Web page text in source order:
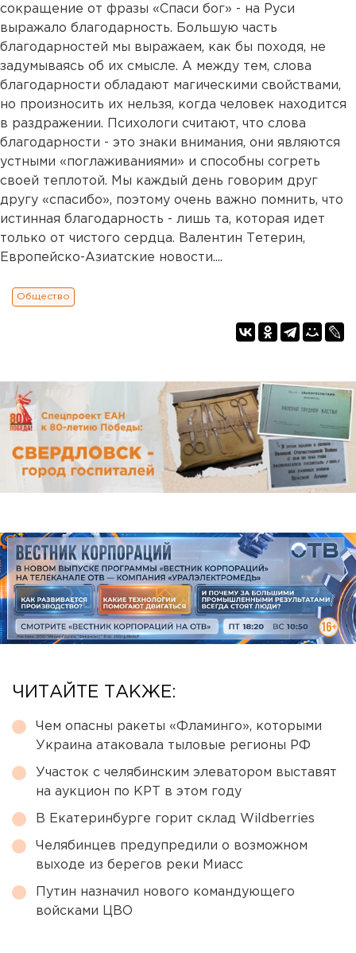
сокращение от фразы «Спаси бог» - на Руси
выражало благодарность. Большую часть
благодарностей мы выражаем, как бы походя, не
задумываясь об их смысле. А между тем, слова
благодарности обладают магическими свойствами,
но произносить их нельзя, когда человек находится
в раздражении. Психологи считают, что слова
благодарности - это знаки внимания, они являются
устными «поглаживаниями» и способны согреть
своей теплотой. Мы каждый день говорим друг
другу «спасибо», поэтому очень важно помнить, что
истинная благодарность - лишь та, которая идет
только от чистого сердца. Валентин Тетерин,
Европейско-Азиатские новости....
Общество
ЧИТАЙТЕ ТАКЖЕ:
Чем опасны ракеты «Фламинго», которыми
Украина атаковала тыловые регионы РФ
Участок с челябинским элеватором выставят
на аукцион по КРТ в этом году
В Екатеринбурге горит склад Wildberries
Челябинцев предупредили о возможном
выходе из берегов реки Миасс
Путин назначил нового командующего
войсками ЦВО